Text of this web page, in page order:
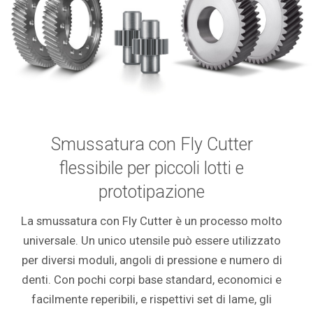
Smussatura con Fly Cutter
flessibile per piccoli lotti e
prototipazione
La smussatura con Fly Cutter è un processo molto
universale. Un unico utensile può essere utilizzato
per diversi moduli, angoli di pressione e numero di
denti. Con pochi corpi base standard, economici e
facilmente reperibili, e rispettivi set di lame, gli